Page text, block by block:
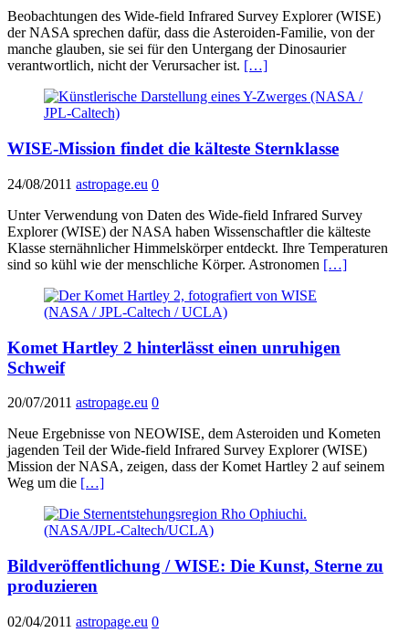
Beobachtungen des Wide-field Infrared Survey Explorer (WISE)
der NASA sprechen dafür, dass die Asteroiden-Familie, von der
manche glauben, sie sei für den Untergang der Dinosaurier
verantwortlich, nicht der Verursacher ist. […]
WISE-Mission findet die kälteste Sternklasse
24/08/2011 astropage.eu 0
Unter Verwendung von Daten des Wide-field Infrared Survey
Explorer (WISE) der NASA haben Wissenschaftler die kälteste
Klasse sternähnlicher Himmelskörper entdeckt. Ihre Temperaturen
sind so kühl wie der menschliche Körper. Astronomen […]
Komet Hartley 2 hinterlässt einen unruhigen
Schweif
20/07/2011 astropage.eu 0
Neue Ergebnisse von NEOWISE, dem Asteroiden und Kometen
jagenden Teil der Wide-field Infrared Survey Explorer (WISE)
Mission der NASA, zeigen, dass der Komet Hartley 2 auf seinem
Weg um die […]
Bildveröffentlichung / WISE: Die Kunst, Sterne zu
produzieren
02/04/2011 astropage.eu 0